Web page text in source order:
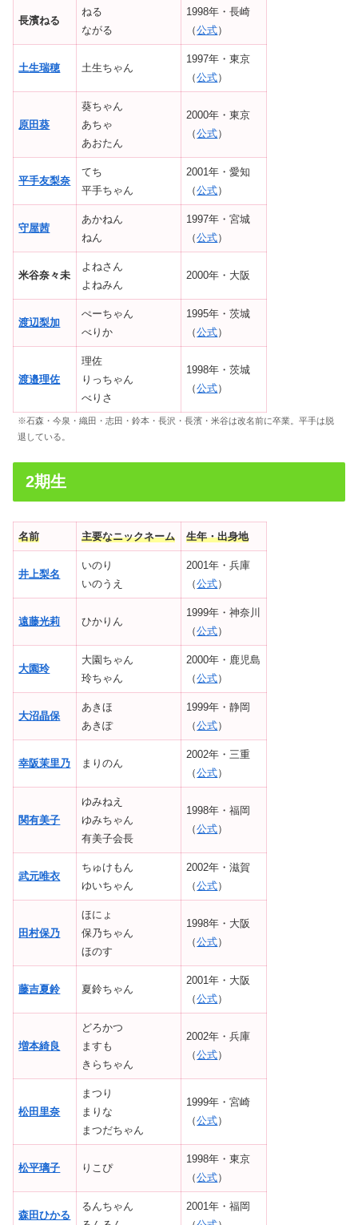
長濱ねる
ねる
ながる
1998年・長崎
（公式）
土生瑞穂 土生ちゃん
1997年・東京
（公式）
原田葵
葵ちゃん
あちゃ
あおたん
2000年・東京
（公式）
平手友梨奈
てち
平手ちゃん
2001年・愛知
（公式）
守屋茜
あかねん
ねん
1997年・宮城
（公式）
米谷奈々未
よねさん
よねみん
2000年・大阪
渡辺梨加
ぺーちゃん
べりか
1995年・茨城
（公式）
渡邉理佐
理佐
りっちゃん
べりさ
1998年・茨城
（公式）
※石森・今泉・織田・志田・鈴本・長沢・長濱・米谷は改名前に卒業。平手は脱
退している。
2期生
名前 主要なニックネーム 生年・出身地
井上梨名
いのり
いのうえ
2001年・兵庫
（公式）
遠藤光莉 ひかりん
1999年・神奈川
（公式）
大園玲
大園ちゃん
玲ちゃん
2000年・鹿児島
（公式）
大沼晶保
あきほ
あきぽ
1999年・静岡
（公式）
幸阪茉里乃 まりのん
2002年・三重
（公式）
関有美子
ゆみねえ
ゆみちゃん
有美子会長
1998年・福岡
（公式）
武元唯衣
ちゅけもん
ゆいちゃん
2002年・滋賀
（公式）
田村保乃
ほにょ
保乃ちゃん
ほのす
1998年・大阪
（公式）
藤吉夏鈴 夏鈴ちゃん
2001年・大阪
（公式）
増本綺良
どろかつ
ますも
きらちゃん
2002年・兵庫
（公式）
松田里奈
まつり
まりな
まつだちゃん
1999年・宮崎
（公式）
松平璃子 りこぴ
1998年・東京
（公式）
森田ひかる
るんちゃん
2001年・福岡